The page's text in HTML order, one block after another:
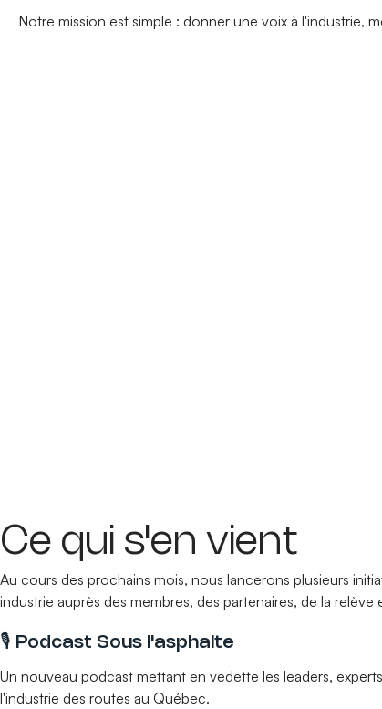
Notre mission est simple : donner une voix à l'industrie,
Ce qui s'en vient
Au cours des prochains mois, nous lancerons plusieurs
industrie auprès des membres, des partenaires, de la relève
🎙️ Podcast Sous l'asphalte
Un nouveau podcast mettant en vedette les leaders,
l'industrie des routes au Québec.